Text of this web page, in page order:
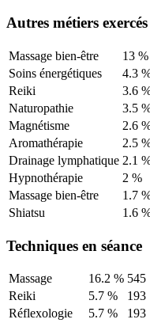
Autres métiers exercés
Massage bien-être 13 %
Soins énergétiques
4.3
Reiki
3.6
Naturopathie
3.5
Magnétisme
2.6
Aromathérapie
2.5
Drainage lymphatique 2.1
Hypnothérapie
2 %
Massage bien-être
1.7
Shiatsu
1.6
Techniques en séance
Massage 16.2 % 545
Reiki
5.7 %
193
Réflexologie
5.7 %
193